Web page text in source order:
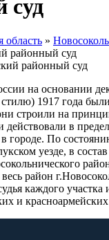
суд
область »
районный суд
на основании
1917 года
строили на
действовали в
городе. По
уезде, в
район
каждого участка
и